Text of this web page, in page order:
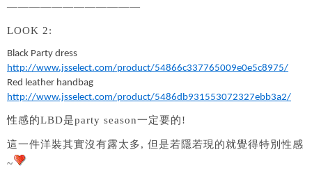
————————————
LOOK 2:
Black Party dress
http://www.jsselect.com/product/54866c337765009e0e5c8975/
Red leather handbag
http://www.jsselect.com/product/5486db931553072327ebb3a2/
性感的LBD是party season一定要的!
這一件洋裝其實沒有露太多, 但是若隱若現的就覺得特別性感
~